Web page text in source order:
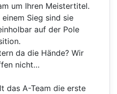
um Ihren Meistertitel.
einem Sieg sind sie
auf der Pole
da die Hände? Wir
nicht…
das A-Team die erste